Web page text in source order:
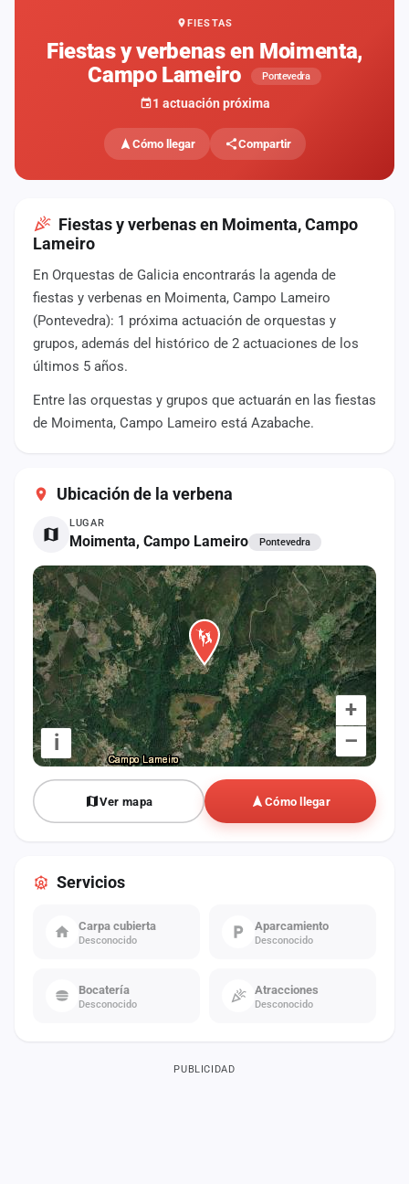
FIESTAS
Fiestas y verbenas en Moimenta,
Campo Lameiro
Pontevedra
1 actuación próxima
Cómo llegar Compartir
Fiestas y verbenas en Moimenta, Campo
Lameiro
En Orquestas de Galicia encontrarás la agenda de
fiestas y verbenas en Moimenta, Campo Lameiro
(Pontevedra): 1 próxima actuación de orquestas y
grupos, además del histórico de 2 actuaciones de los
últimos 5 años.
Entre las orquestas y grupos que actuarán en las fiestas
de Moimenta, Campo Lameiro está Azabache.
Ubicación de la verbena
LUGAR
Moimenta, Campo Lameiro Pontevedra
+
–
i
Ver mapa Cómo llegar
Servicios
Carpa cubierta
Desconocido
Aparcamiento
Desconocido
Bocatería
Desconocido
Atracciones
Desconocido
PUBLICIDAD
fiestas
Agencias
Rankings
Anuncios
Iniciar
sesión
Crear
cuenta
Contacto